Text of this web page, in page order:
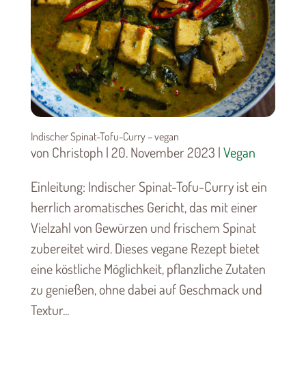
Indischer Spinat-Tofu-Curry – vegan
von Christoph | 20. November 2023 |Vegan
Einleitung: Indischer Spinat-Tofu-Curry ist ein
herrlich aromatisches Gericht, das mit einer
Vielzahl von Gewürzen und frischem Spinat
zubereitet wird. Dieses vegane Rezept bietet
eine köstliche Möglichkeit, pflanzliche Zutaten
zu genießen, ohne dabei auf Geschmack und
Textur...